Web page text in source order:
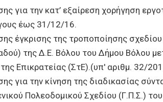
για την κατ’ εξαίρεση χορήγηση
έως 31/12/16.
έγκρισης της τροποποίησης
της Δ.Ε. Βόλου του Δήμου Βόλου
Επικρατείας (ΣτΕ).(υπ' αριθμ. 32/
για την κίνηση της διαδικασίας
Πολεοδομικού Σχεδίου (Γ.Π.Σ.)